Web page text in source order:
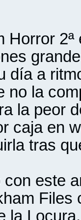
Horror
día a
no la
la peor
caja en
tras
este
Files
la